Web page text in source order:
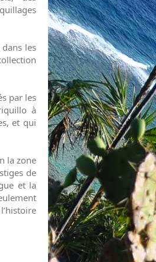
les
par les
à
et qui
la zone
de
et la